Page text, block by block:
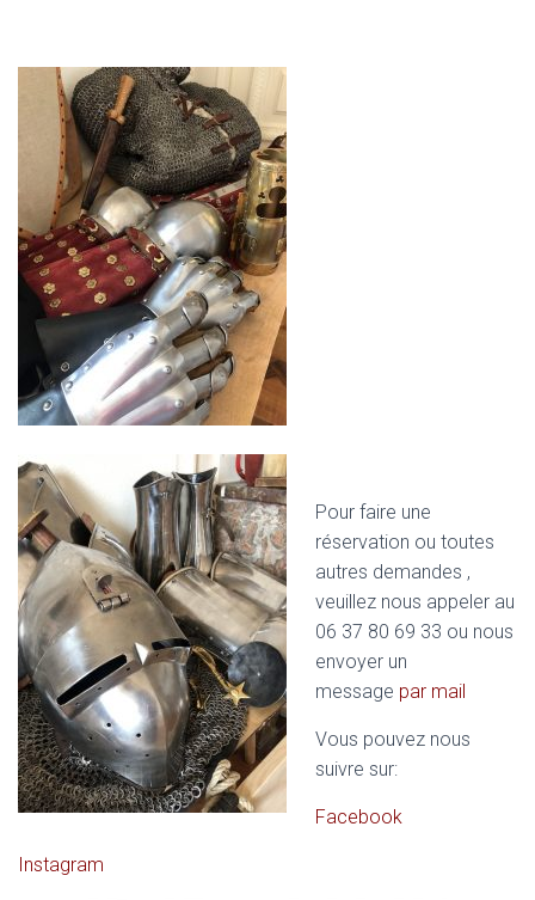
Pour faire une
réservation ou toutes
autres demandes ,
veuillez nous appeler au
06 37 80 69 33 ou nous
envoyer un
message par mail
Vous pouvez nous
suivre sur:
Facebook
Instagram